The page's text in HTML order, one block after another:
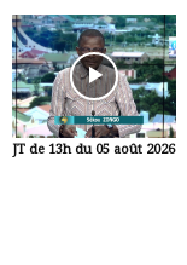
JT de 13h du 05 août 2026